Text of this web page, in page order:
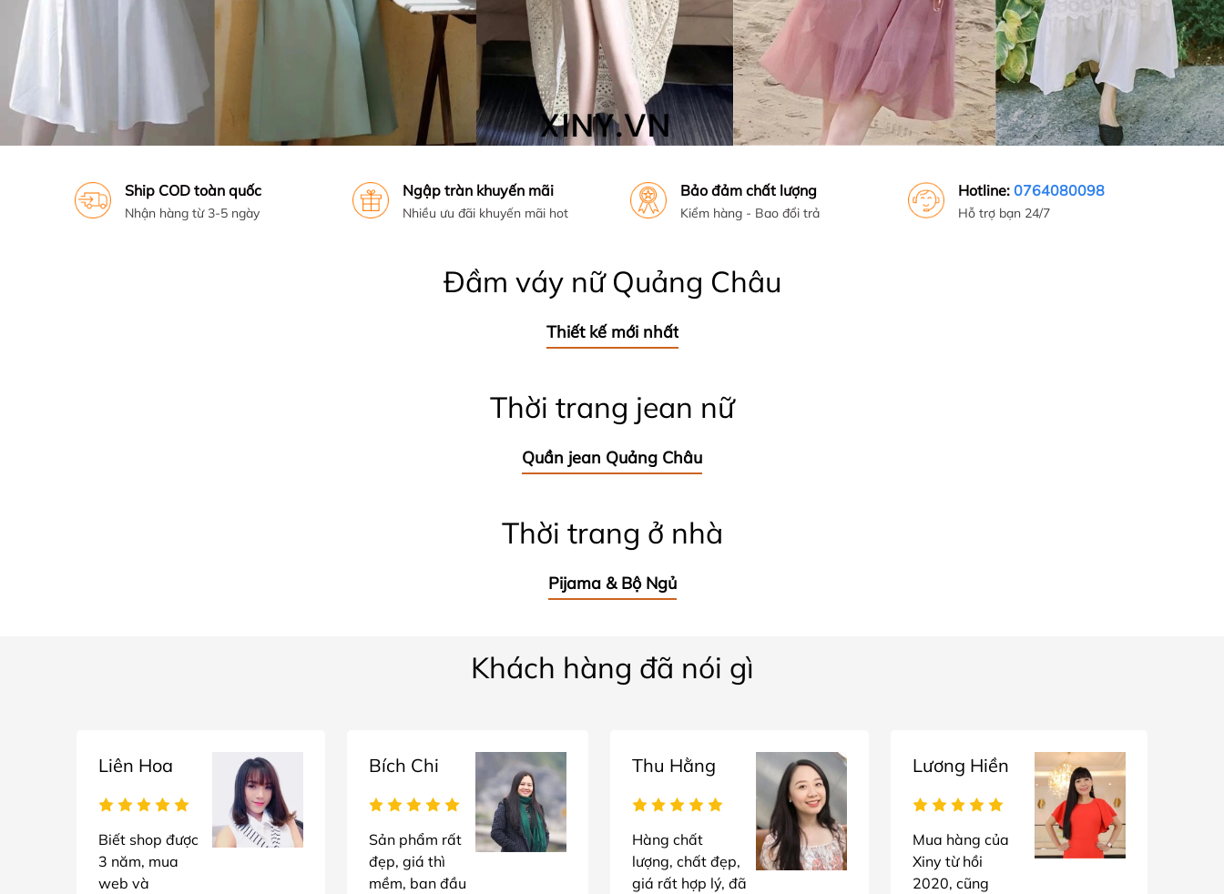
Ship COD toàn quốc
Nhận hàng từ 3-5 ngày
Ngập tràn khuyến mãi
Nhiều ưu đãi khuyến mãi hot
Bảo đảm chất lượng
Kiểm hàng - Bao đổi trả
Hotline: 0764080098
Hỗ trợ bạn 24/7
Đầm váy nữ Quảng Châu
Thiết kế mới nhất
Thời trang jean nữ
Quần jean Quảng Châu
Thời trang ở nhà
Pijama & Bộ Ngủ
Khách hàng đã nói gì
Liên Hoa
Biết shop được
3 năm, mua
web và
Bích Chi
Sản phẩm rất
đẹp, giá thì
mềm, ban đầu
Thu Hằng
Hàng chất
lượng, chất đẹp,
giá rất hợp lý, đã
Lương Hiền
Mua hàng của
Xiny từ hồi
2020, cũng